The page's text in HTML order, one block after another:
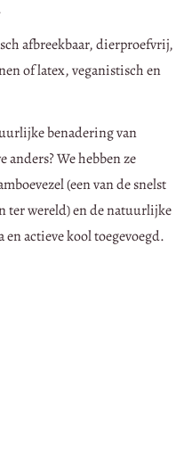
afbreekbaar, dierproefvrij,
of latex, veganistisch en
benadering van
We hebben ze
(een van de snelst
ter wereld) en de natuurlijke
actieve kool toegevoegd.